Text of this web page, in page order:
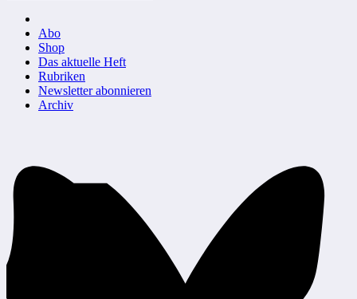
Abo
Shop
Das aktuelle Heft
Rubriken
Newsletter abonnieren
Archiv